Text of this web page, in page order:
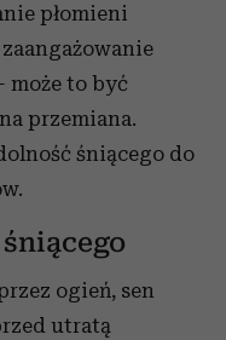
płomieni
może to być
przemiana.
śniącego do
ogień, sen
utratą